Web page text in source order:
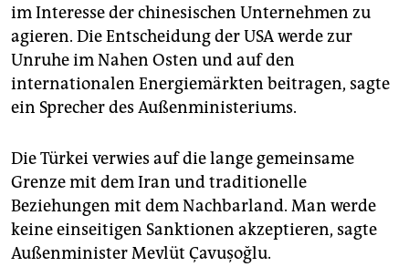
im Interesse der chinesischen Unternehmen zu
agieren. Die Entscheidung der USA werde zur
Unruhe im Nahen Osten und auf den
internationalen Energiemärkten beitragen, sagte
ein Sprecher des Außenministeriums.
Die Türkei verwies auf die lange gemeinsame
Grenze mit dem Iran und traditionelle
Beziehungen mit dem Nachbarland. Man werde
keine einseitigen Sanktionen akzeptieren, sagte
Außenminister Mevlüt Çavuşoğlu.